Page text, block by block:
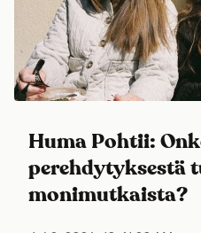
Huma Pohtii:
perehdytyksestä
monimutkaista?